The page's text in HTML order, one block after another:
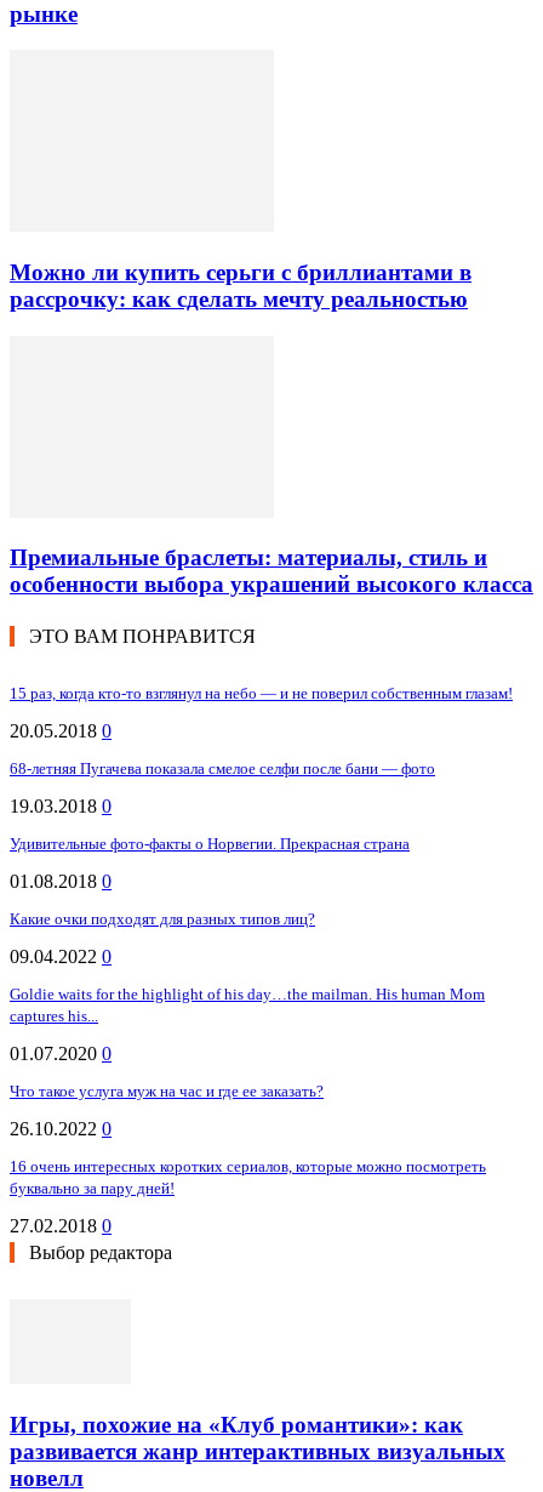
рынке
Можно ли купить серьги с бриллиантами в
рассрочку: как сделать мечту реальностью
Премиальные браслеты: материалы, стиль и
особенности выбора украшений высокого класса
ЭТО ВАМ ПОНРАВИТСЯ
15 раз, когда кто-то взглянул на небо — и не поверил собственным глазам!
20.05.2018 0
68-летняя Пугачева показала смелое селфи после бани — фото
19.03.2018 0
Удивительные фото-факты о Норвегии. Прекрасная страна
01.08.2018 0
Какие очки подходят для разных типов лиц?
09.04.2022 0
Goldie waits for the highlight of his day…the mailman. His human Mom
captures his...
01.07.2020 0
Что такое услуга муж на час и где ее заказать?
26.10.2022 0
16 очень интересных коротких сериалов, которые можно посмотреть
буквально за пару дней!
27.02.2018 0
Выбор редактора
Игры, похожие на «Клуб романтики»: как
развивается жанр интерактивных визуальных
новелл